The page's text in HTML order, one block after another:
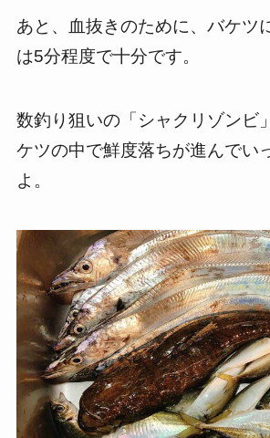
あと、血抜きのために、バケツ
は5分程度で十分です。
数釣り狙いの「シャクリゾンビ
ケツの中で鮮度落ちが進んでい
よ。